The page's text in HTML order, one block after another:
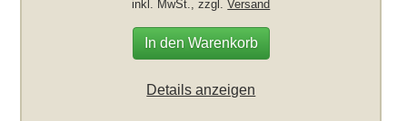
inkl. MwSt., zzgl.Versand
In den Warenkorb
Details anzeigen